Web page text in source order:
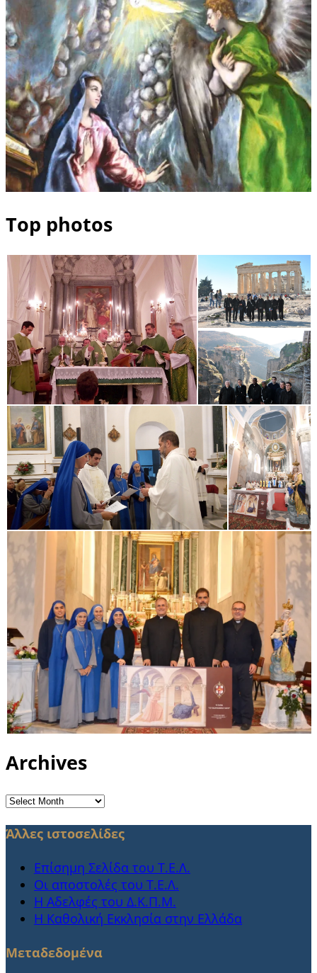
Top photos
Archives
Archives
Άλλες ιστοσελίδες
Επίσημη Σελίδα του Τ.Ε.Λ.
Οι αποστολές του Τ.Ε.Λ.
Η Αδελφές του Δ.Κ.Π.Μ.
Η Καθολική Εκκλησία στην Ελλάδα
Μεταδεδομένα